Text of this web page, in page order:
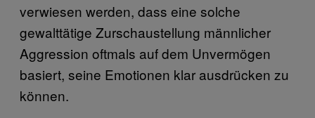
verwiesen werden, dass eine solche
gewalttätige Zurschaustellung männlicher
Aggression oftmals auf dem Unvermögen
basiert, seine Emotionen klar ausdrücken zu
können.